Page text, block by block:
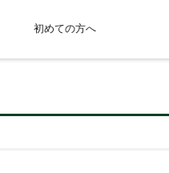
初めての方へ